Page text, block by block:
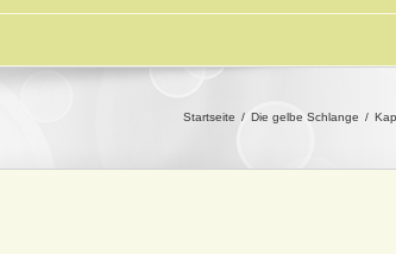
Startseite Die gelbe Schlange